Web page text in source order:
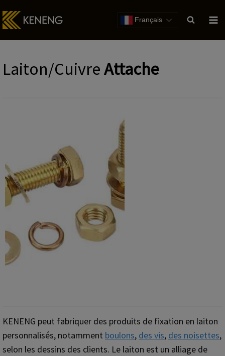
au
Français
Laiton/CuivreAttache
KENENG peut fabriquer des produits de fixation en laiton
personnalisés, notamment boulons, des vis, des noisettes,
selon les dessins des clients. Le laiton est un alliage de